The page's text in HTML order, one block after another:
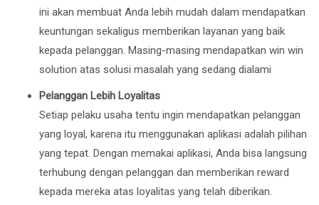
ini akan membuat Anda lebih mudah dalam mendapatkan
keuntungan sekaligus memberikan layanan yang baik
kepada pelanggan. Masing-masing mendapatkan win win
solution atas solusi masalah yang sedang dialami
Pelanggan Lebih Loyalitas
Setiap pelaku usaha tentu ingin mendapatkan pelanggan
yang loyal, karena itu menggunakan aplikasi adalah pilihan
yang tepat. Dengan memakai aplikasi, Anda bisa langsung
terhubung dengan pelanggan dan memberikan reward
kepada mereka atas loyalitas yang telah diberikan.